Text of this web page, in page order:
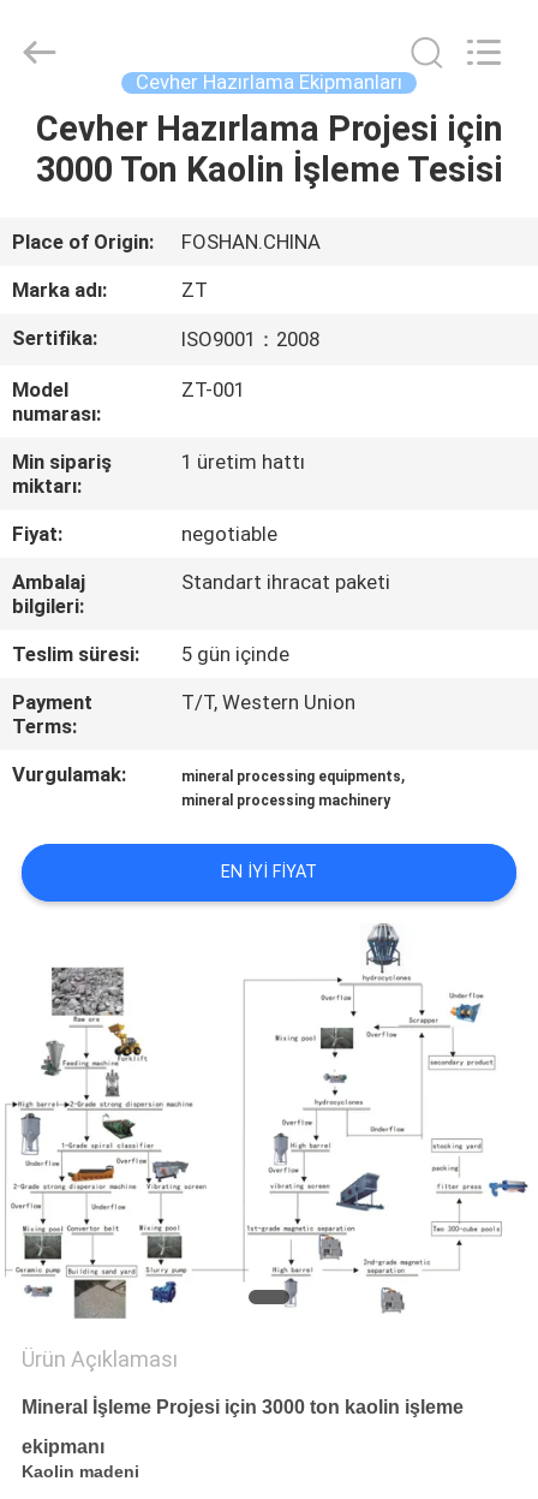
EV
S
HAKKIMIZDA
FABRIKA
KALITE
KONTROL
ILETIŞIME
GEÇIN
HABERLER
BILGILER
SITE
HARITASI
PRIVACY
POLICY
Reserved.
Cevher Hazırlama Ekipmanları
Cevher Hazırlama Projesi için
3000 Ton Kaolin İşleme Tesisi
Place of Origin:
FOSHAN.CHINA
Marka adı:
ZT
Sertifika:
ISO9001：2008
Model
numarası:
ZT-001
Min sipariş
miktarı:
1 üretim hattı
Fiyat:
negotiable
Ambalaj
bilgileri:
Standart ihracat paketi
Teslim süresi:
5 gün içinde
Payment
Terms:
T/T, Western Union
Vurgulamak: mineral processing equipments,
mineral processing machinery
EN IYI FIYAT
Ürün Açıklaması
Mineral İşleme Projesi için 3000 ton kaolin işleme
ekipmanı
Kaolin madeni